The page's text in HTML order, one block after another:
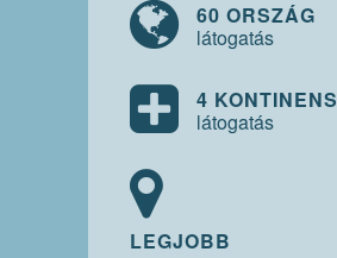
60 ORSZÁG
látogatás
4 KONTINENS
látogatás
LEGJOBB